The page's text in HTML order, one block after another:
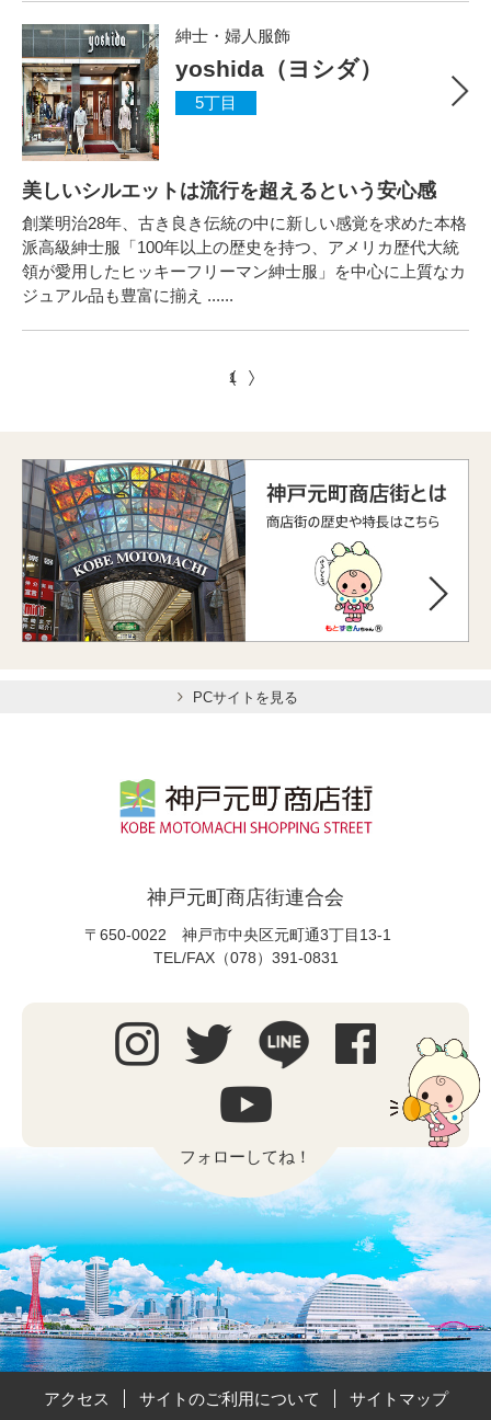
紳士・婦人服飾
yoshida（ヨシダ）
5丁目
美しいシルエットは流行を超えるという安心感
創業明治28年、古き良き伝統の中に新しい感覚を求めた本格
派高級紳士服「100年以上の歴史を持つ、アメリカ歴代大統
領が愛用したヒッキーフリーマン紳士服」を中心に上質なカ
ジュアル品も豊富に揃え ......
1
PCサイトを見る
神戸元町商店街連合会
〒650-0022 神戸市中央区元町通3丁目13-1
TEL/FAX（078）391-0831
フォローしてね！
アクセス サイトのご利用について サイトマップ